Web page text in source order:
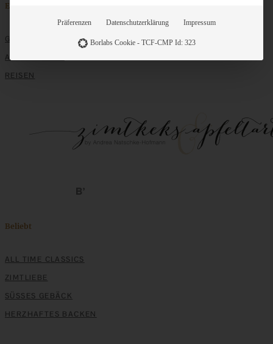
Entdecken
GRUNDLAGEN
ALLE REZEPTE
REISEN
Beliebt
ALL TIME CLASSICS
ZIMTLIEBE
SÜSSES GEBÄCK
HERZHAFTES BACKEN
Präferenzen Datenschutzerklärung Impressum
Borlabs Cookie - TCF-CMP Id: 323